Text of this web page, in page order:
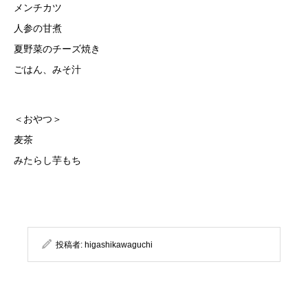
メンチカツ
人参の甘煮
夏野菜のチーズ焼き
ごはん、みそ汁
＜おやつ＞
麦茶
みたらし芋もち
投稿者: higashikawaguchi